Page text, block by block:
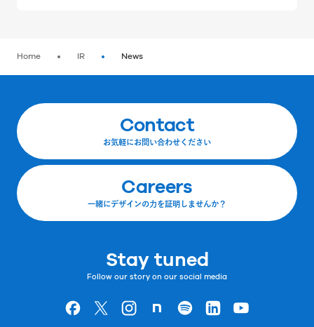
Home IR News
Contact
お気軽にお問い合わせください
Careers
一緒にデザインの力を証明しませんか？
Stay tuned
Follow our story on our social media
Goodpatchの
ページ
Goodpatchの
ページ
Goodpatchの
ページGoodpatchの
ページ
Goodpatchの
ページ
Goodpatchの
ページ
Goodpatchの